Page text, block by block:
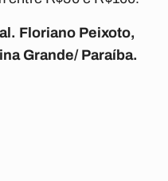
Floriano Peixoto,
Grande/ Paraíba.